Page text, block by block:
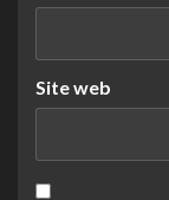
Site web